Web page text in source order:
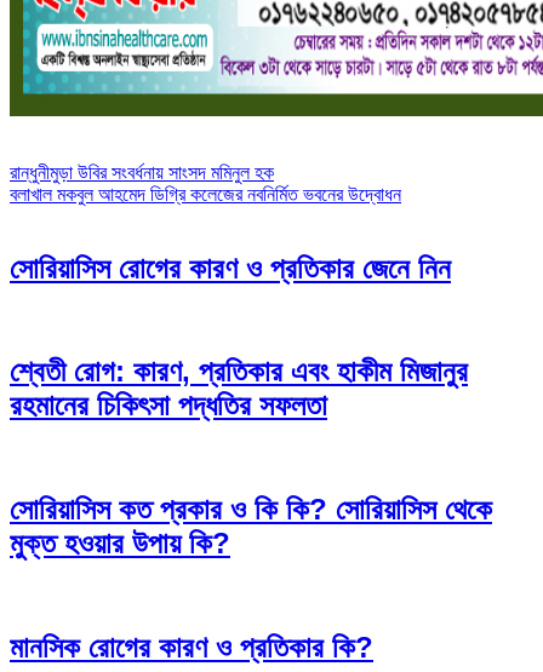
Post
navigation
রান্ধুনীমুড়া উবির সংবর্ধনায় সাংসদ মমিনুল হক
বলাখাল মকবুল আহমেদ ডিগ্রি কলেজের নবনির্মিত ভবনের উদ্বোধন
সোরিয়াসিস রোগের কারণ ও প্রতিকার জেনে নিন
শ্বেতী রোগ: কারণ, প্রতিকার এবং হাকীম মিজানুর
রহমানের চিকিৎসা পদ্ধতির সফলতা
সোরিয়াসিস কত প্রকার ও কি কি? সোরিয়াসিস থেকে
মুক্ত হওয়ার উপায় কি?
মানসিক রোগের কারণ ও প্রতিকার কি?